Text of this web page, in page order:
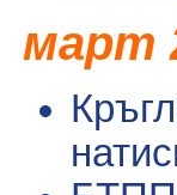
март